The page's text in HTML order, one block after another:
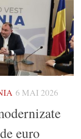
6 MAI 2026
euro